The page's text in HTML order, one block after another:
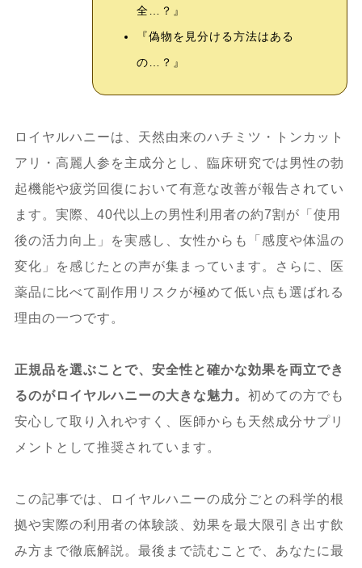
全…？』
『偽物を見分ける方法はある
の…？』
ロイヤルハニーは、天然由来のハチミツ・トンカット
アリ・高麗人参を主成分とし、臨床研究では男性の勃
起機能や疲労回復において有意な改善が報告されてい
ます。実際、40代以上の男性利用者の約7割が「使用
後の活力向上」を実感し、女性からも「感度や体温の
変化」を感じたとの声が集まっています。さらに、医
薬品に比べて副作用リスクが極めて低い点も選ばれる
理由の一つです。
正規品を選ぶことで、安全性と確かな効果を両立でき
るのがロイヤルハニーの大きな魅力。 初めての方でも
安心して取り入れやすく、医師からも天然成分サプリ
メントとして推奨されています。
この記事では、ロイヤルハニーの成分ごとの科学的根
拠や実際の利用者の体験談、効果を最大限引き出す飲
み方まで徹底解説。最後まで読むことで、あなたに最